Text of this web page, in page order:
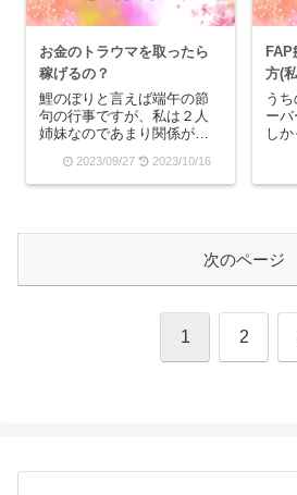
お金のトラウマを取ったら
稼げるの？
鯉のぼりと言えば端午の節
句の行事ですが、私は２人
姉妹なのであまり関係がな
た。だけど、大空にたくさ
んの鯉が泳ぐ姿を見れるイ
メラマンをしていたのもあ
りますし、大きな鯉が優雅
2023/09/27 2023/10/16
FAP
方(
う
ー
し
清
ター
た。
ター
い...
次のページ
1 2